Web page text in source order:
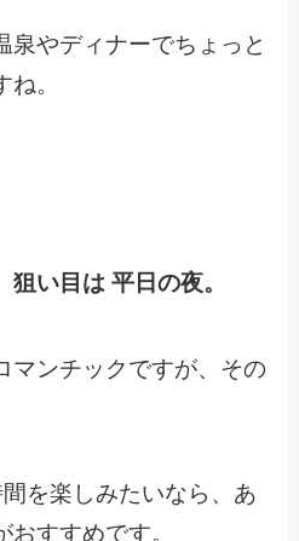
泉やディナーでちょっと
。
狙い目は 平日の夜。
マンチックですが、その
を楽しみたいなら、あ
すすめです。